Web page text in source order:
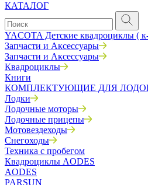
КАТАЛОГ
YACOTA Детские квадроциклы (
Запчасти и Аксессуары
Запчасти и Аксессуары
Квадроциклы
Книги
КОМПЛЕКТУЮЩИЕ ДЛЯ
Лодки
Лодочные моторы
Лодочные прицепы
Мотовездеходы
Снегоходы
Техника с пробегом
Квадроциклы AODES
AODES
PARSUN